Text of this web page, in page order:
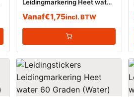
Leidingmarkering Heet water
Vanaf€1,75incl. BTW